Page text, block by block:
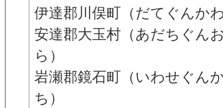
伊達郡川俣町（だてぐんか
安達郡大玉村（あだちぐん
ら）
岩瀬郡鏡石町（いわせぐん
ち）